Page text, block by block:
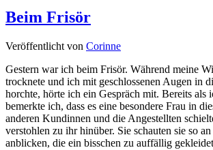
Beim Frisör
Veröffentlicht von Corinne
Gestern war ich beim Frisör. Während meine
trocknete und ich mit geschlossenen Augen in
horchte, hörte ich ein Gespräch mit. Bereits als
bemerkte ich, dass es eine besondere Frau in
anderen Kundinnen und die Angestellten
verstohlen zu ihr hinüber. Sie schauten sie so
anblicken, die ein bisschen zu auffällig